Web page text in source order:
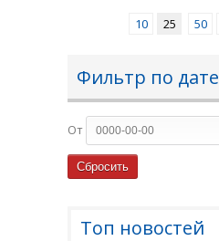
10 25 50
Фильтр по дате
От
Топ новостей